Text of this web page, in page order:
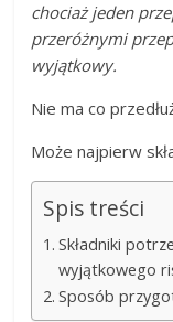
chociaż jeden
przeróżnymi
wyjątkowy.
Nie ma co
Może najpierw
Spis treści
Składniki
wyjątkowego
Sposób